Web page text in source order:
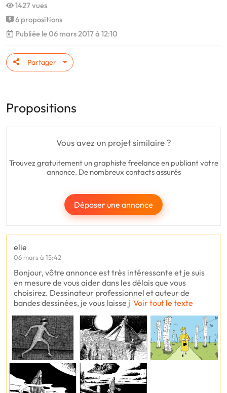
1427 vues
6 propositions
Publiée le 06 mars 2017 à 12:10
Partager
Propositions
Vous avez un projet similaire ?
Trouvez gratuitement un graphiste freelance en publiant votre
annonce. De nombreux contacts assurés
Déposer une annonce
elie
06 mars à 15:42
Bonjour, vôtre annonce est très intéressante et je suis
en mesure de vous aider dans les délais que vous
choisirez. Dessinateur professionnel et auteur de
bandes dessinées, je vous laisse j Voir tout le texte